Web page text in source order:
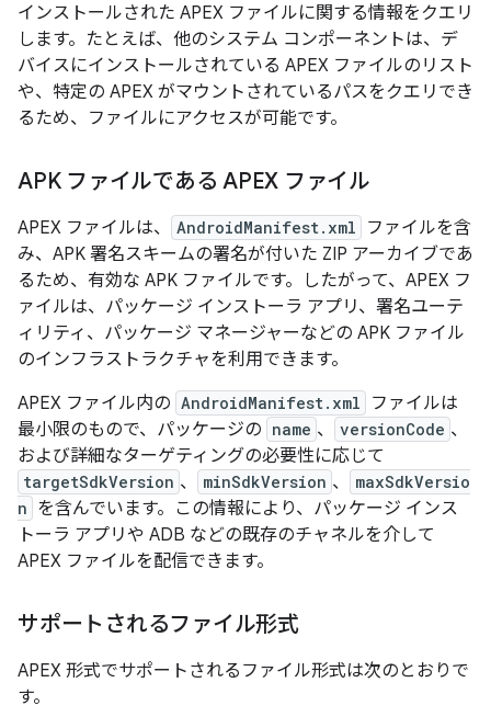
インストールされた APEX ファイルに関する情報をクエリ
します。たとえば、他のシステム コンポーネントは、デ
バイスにインストールされている APEX ファイルのリスト
や、特定の APEX がマウントされているパスをクエリでき
るため、ファイルにアクセスが可能です。
APK ファイルである APEX ファイル
APEX ファイルは、 AndroidManifest.xml
ファイルを含
み、APK 署名スキームの署名が付いた ZIP アーカイブであ
るため、有効な APK ファイルです。したがって、APEX フ
ァイルは、パッケージ インストーラ アプリ、署名ユーテ
ィリティ、パッケージ マネージャーなどの APK ファイル
のインフラストラクチャを利用できます。
APEX ファイル内の AndroidManifest.xml
ファイルは
最小限のもので、パッケージの name 、 versionCode 、
および詳細なターゲティングの必要性に応じて
targetSdkVersion 、 minSdkVersion 、
maxSdkVersio
n を含んでいます。この情報により、パッケージ インス
トーラ アプリや ADB などの既存のチャネルを介して
APEX ファイルを配信できます。
サポートされるファイル形式
APEX 形式でサポートされるファイル形式は次のとおりで
す。